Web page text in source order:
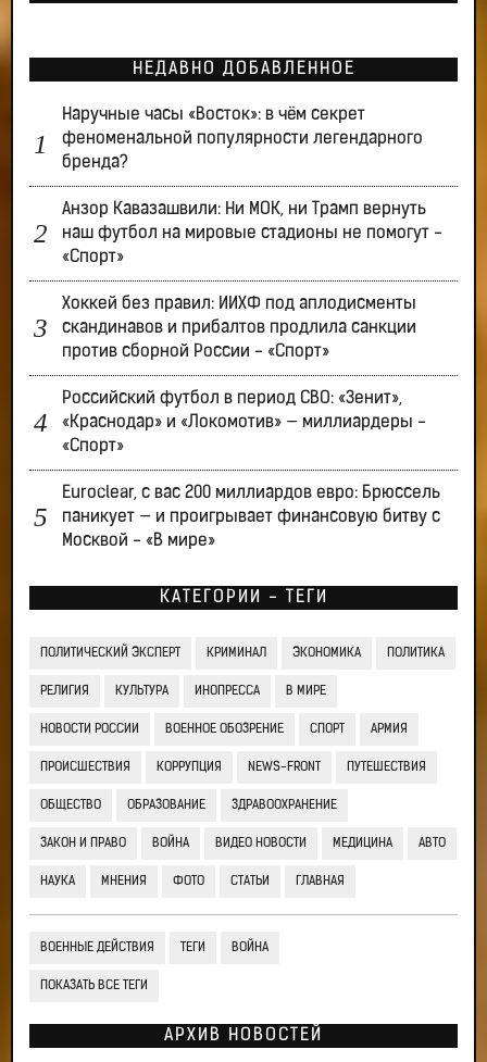
НЕДАВНО ДОБАВЛЕННОЕ
Наручные часы «Восток»: в чём секрет
феноменальной популярности легендарного
бренда?
Анзор Кавазашвили: Ни МОК, ни Трамп вернуть
наш футбол на мировые стадионы не помогут -
«Спорт»
Хоккей без правил: ИИХФ под аплодисменты
скандинавов и прибалтов продлила санкции
против сборной России - «Спорт»
Российский футбол в период СВО: «Зенит»,
«Краснодар» и «Локомотив» — миллиардеры -
«Спорт»
Euroclear, с вас 200 миллиардов евро: Брюссель
паникует — и проигрывает финансовую битву с
Москвой - «В мире»
КАТЕГОРИИ - ТЕГИ
ПОЛИТИЧЕСКИЙ ЭКСПЕРТ КРИМИНАЛ ЭКОНОМИКА ПОЛИТИКА
РЕЛИГИЯ КУЛЬТУРА ИНОПРЕССА В МИРЕ
НОВОСТИ РОССИИ ВОЕННОЕ ОБОЗРЕНИЕ СПОРТ АРМИЯ
ПРОИСШЕСТВИЯ КОРРУПЦИЯ NEWS-FRONT ПУТЕШЕСТВИЯ
ОБЩЕСТВО ОБРАЗОВАНИЕ ЗДРАВООХРАНЕНИЕ
ЗАКОН И ПРАВО ВОЙНА ВИДЕО НОВОСТИ МЕДИЦИНА АВТО
НАУКА МНЕНИЯ ФОТО СТАТЬИ ГЛАВНАЯ
ВОЕННЫЕ ДЕЙСТВИЯ ТЕГИ ВОЙНА
ПОКАЗАТЬ ВСЕ ТЕГИ
АРХИВ НОВОСТЕЙ